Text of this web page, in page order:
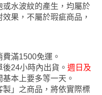
水波紋的產生，均屬於
果，不屬於瑕疵商品，
滿1500免運。
24小時內出貨。 週日及
基本上要多等一天。
」之商品，將依實際標